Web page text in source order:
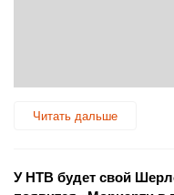
Читать дальше
У НТВ будет свой